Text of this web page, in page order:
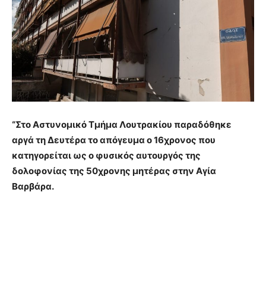
“Στο Αστυνομικό Τμήμα Λουτρακίου παραδόθηκε
αργά τη Δευτέρα το απόγευμα ο 16χρονος που
κατηγορείται ως ο φυσικός αυτουργός της
δολοφονίας της 50χρονης μητέρας στην Αγία
Βαρβάρα.